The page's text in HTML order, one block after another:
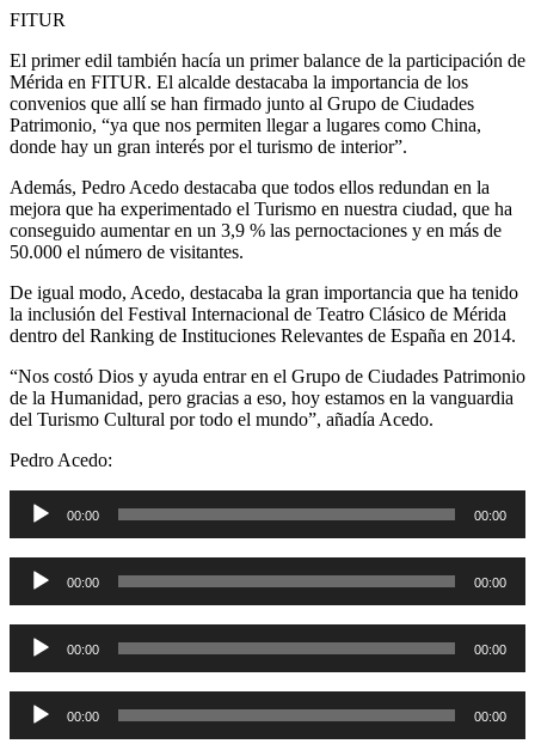
FITUR
El primer edil también hacía un primer balance de la participación de
Mérida en FITUR. El alcalde destacaba la importancia de los
convenios que allí se han firmado junto al Grupo de Ciudades
Patrimonio, “ya que nos permiten llegar a lugares como China,
donde hay un gran interés por el turismo de interior”.
Además, Pedro Acedo destacaba que todos ellos redundan en la
mejora que ha experimentado el Turismo en nuestra ciudad, que ha
conseguido aumentar en un 3,9 % las pernoctaciones y en más de
50.000 el número de visitantes.
De igual modo, Acedo, destacaba la gran importancia que ha tenido
la inclusión del Festival Internacional de Teatro Clásico de Mérida
dentro del Ranking de Instituciones Relevantes de España en 2014.
“Nos costó Dios y ayuda entrar en el Grupo de Ciudades Patrimonio
de la Humanidad, pero gracias a eso, hoy estamos en la vanguardia
del Turismo Cultural por todo el mundo”, añadía Acedo.
Pedro Acedo:
Reproductor
audio
00:00 00:00
Reproductor
audio
00:00 00:00
Reproductor
audio
00:00 00:00
Reproductor
audio
00:00 00:00